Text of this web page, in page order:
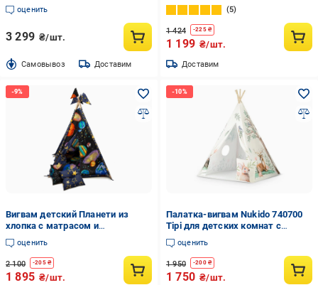
оценить
3 299 ₴/шт.
Cамовывоз Доставим
5
1 424 -225₴
1 199 ₴/шт.
Доставим
Вигвам детский Планети из
хлопка с матрасом и
подушками
оценить
2 100 -205₴
1 895 ₴/шт.
Палатка-вигвам Nukido 740700
Tipi для детских комнат с
подушкой Бежевый (740700)
оценить
1 950 -200₴
1 750 ₴/шт.